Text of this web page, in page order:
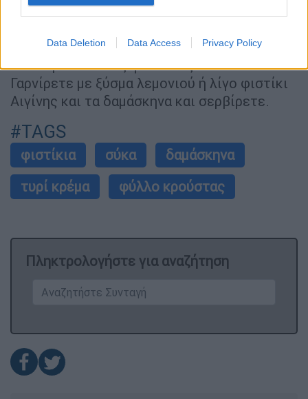
Data Deletion Data Access Privacy Policy
4. Κόβετε τασύκασε φετάκια αφού τα
ψημένες βάσεις (όταν κρυώσουν) το μείγμα
του τυριού και τις φετούλες των σύκων.
Γαρνίρετε με ξύσμα λεμονιού ή λίγο φιστίκι
Αιγίνης και τα δαμάσκηνα και σερβίρετε.
#TAGS
φιστίκια σύκα
δαμάσκηνα
τυρί κρέμα
φύλλο κρούστας
Πληκτρολογήστε για αναζήτηση